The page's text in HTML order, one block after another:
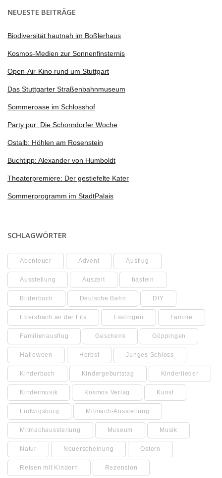
NEUESTE BEITRÄGE
Biodiversität hautnah im Boßlerhaus
Kosmos-Medien zur Sonnenfinsternis
Open-Air-Kino rund um Stuttgart
Das Stuttgarter Straßenbahnmuseum
Sommeroase im Schlosshof
Party pur: Die Schorndorfer Woche
Ostalb: Höhlen am Rosenstein
Buchtipp: Alexander von Humboldt
Theaterpremiere: Der gestiefelte Kater
Sommerprogramm im StadtPalais
SCHLAGWÖRTER
Abenteuer Advent Ausflug
Ausstellung Auszeit basteln
Bilderbuch Deutsche Bahn DIY
Ebersbach an der Fils Esslingen Familie
Familienausflug Geschenk Göppingen
Halloween Herbst Junges Schloss
Kinderbuch Kindergeburtstag Kinderlieder
Kindermusik Kosmos Verlag Kunst
Ludwigsburg Mitmach-Ausstellung
Mitmachausstellung Museum Musik
Natur Neuerscheinung Ostern
Reisen mit Kindern Rezension